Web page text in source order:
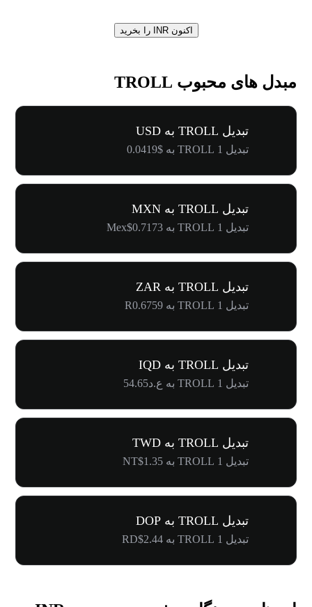
اکنون INR را بخرید
مبدل های محبوب TROLL
تبدیل TROLL به USD
تبدیل 1 TROLL به $0.0419
تبدیل TROLL به MXN
تبدیل 1 TROLL به Mex$0.7173
تبدیل TROLL به ZAR
تبدیل 1 TROLL به R0.6759
تبدیل TROLL به IQD
تبدیل 1 TROLL به ع.د54.65
تبدیل TROLL به TWD
تبدیل 1 TROLL به NT$1.35
تبدیل TROLL به DOP
تبدیل 1 TROLL به RD$2.44